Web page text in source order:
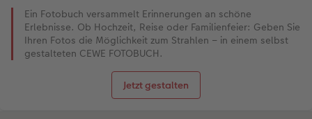
Ein Fotobuch versammelt Erinnerungen an schöne
Erlebnisse. Ob Hochzeit, Reise oder Familienfeier: Geben Sie
Ihren Fotos die Möglichkeit zum Strahlen – in einem selbst
gestalteten CEWE FOTOBUCH.
Jetzt gestalten